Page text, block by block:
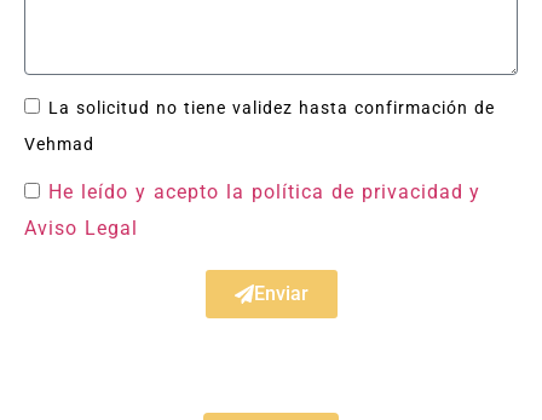
La solicitud no tiene validez hasta confirmación de
Vehmad
He leído y acepto la política de privacidad y
Aviso Legal
Enviar